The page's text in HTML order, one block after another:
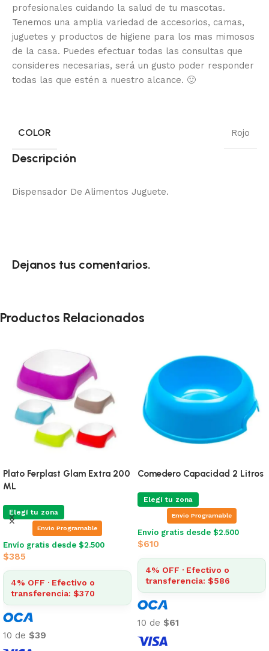
profesionales cuidando la salud de tu mascotas.
Tenemos una amplia variedad de accesorios, camas,
juguetes y productos de higiene para los mas mimosos
de la casa. Puedes efectuar todas las consultas que
consideres necesarias, será un gusto poder responder
todas las que estén a nuestro alcance. 🙂
COLOR Rojo
Descripción
Dispensador De Alimentos Juguete.
Dejanos tus comentarios.
Productos Relacionados
Plato Ferplast Glam Extra 200
ML
Elegí tu zona
Envio Programable
Envío gratis desde $2.500
$385
4% OFF · Efectivo o
transferencia: $370
10 de $39
Comedero Capacidad 2 Litros
Elegí tu zona
Envio Programable
Envío gratis desde $2.500
$610
4% OFF · Efectivo o
transferencia: $586
10 de $61